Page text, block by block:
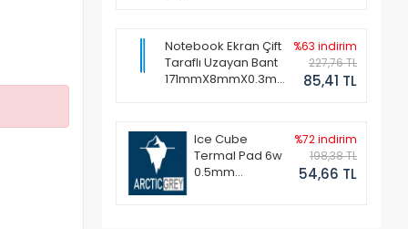
Notebook Ekran Çift
Taraflı Uzayan Bant
171mmX8mmX0.3mm
%63 indirim
227,76 TL
85,41 TL
Ice Cube
Termal Pad 6w
0.5mm
%72 indirim
198,38 TL
54,66 TL